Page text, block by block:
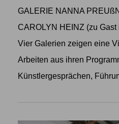
GALERIE NANNA
CAROLYN HEINZ (zu
Vier Galerien zeigen eine
Arbeiten aus ihren
Künstlergesprächen,